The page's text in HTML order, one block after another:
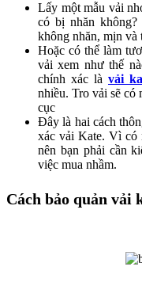
Lấy một mẫu vải
có bị nhăn
không nhăn, mịn và
Hoặc có thể làm
vải xem như thế
chính xác là vải
nhiều. Tro vải sẽ có
cục
Đây là hai cách
xác vải Kate. Vì có
nên bạn phải cần
việc mua nhầm.
Cách bảo quản vải